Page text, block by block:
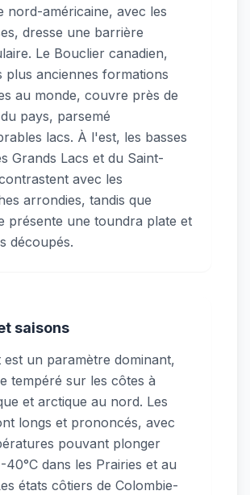
nord-américaine, avec les
dresse une barrière
Le Bouclier canadien,
plus anciennes formations
au monde, couvre près de
pays, parsemé
lacs. À l'est, les basses
Grands Lacs et du Saint-
avec les
arrondies, tandis que
présente une toundra plate et
découpés.
saisons
est un paramètre dominant,
tempéré sur les côtes à
et arctique au nord. Les
longs et prononcés, avec
pouvant plonger
40°C dans les Prairies et au
états côtiers de Colombie-